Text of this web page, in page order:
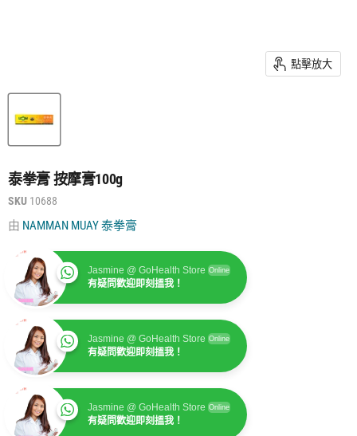
點擊放大
泰拳膏 按摩膏100g
SKU 10688
由 NAMMAN MUAY 泰拳膏
Jasmine @ GoHealth Store Online
有疑問歡迎即刻搵我！
Jasmine @ GoHealth Store Online
有疑問歡迎即刻搵我！
Jasmine @ GoHealth Store Online
有疑問歡迎即刻搵我！